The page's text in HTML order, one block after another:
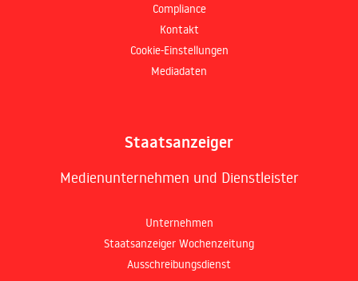
Compliance
Kontakt
Cookie-Einstellungen
Mediadaten
Staatsanzeiger
Medienunternehmen und Dienstleister
Unternehmen
Staatsanzeiger Wochenzeitung
Ausschreibungsdienst